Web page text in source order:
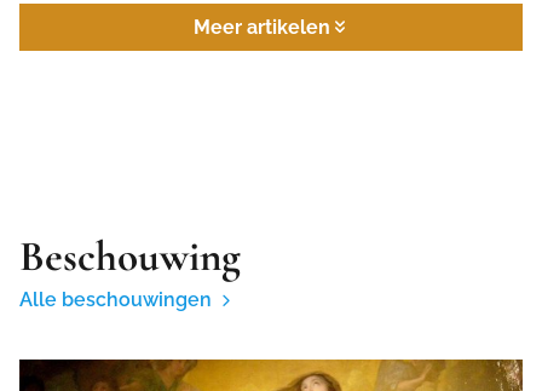
Meer artikelen
Beschouwing
Alle beschouwingen